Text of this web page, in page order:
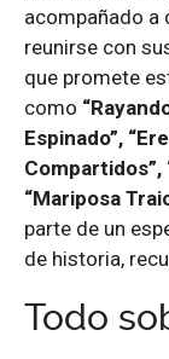
acompañado a
reunirse con
que promete
como
Espinado”,
Compartidos”,
“Mariposa
parte de un
de historia,
Todo